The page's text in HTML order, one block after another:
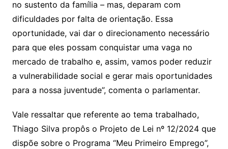
no sustento da família – mas, deparam com
dificuldades por falta de orientação. Essa
oportunidade, vai dar o direcionamento necessário
para que eles possam conquistar uma vaga no
mercado de trabalho e, assim, vamos poder reduzir
a vulnerabilidade social e gerar mais oportunidades
para a nossa juventude”, comenta o parlamentar.
Vale ressaltar que referente ao tema trabalhado,
Thiago Silva propôs o Projeto de Lei nº 12/2024 que
dispõe sobre o Programa “Meu Primeiro Emprego”,